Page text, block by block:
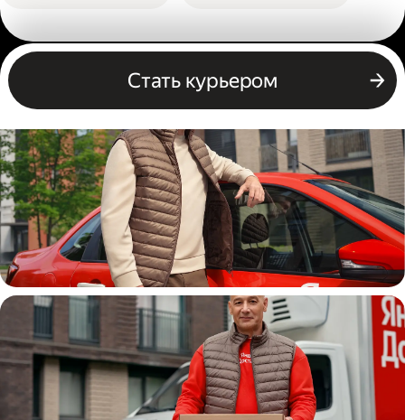
Стать курьером
Другие профессии
Автокурьер